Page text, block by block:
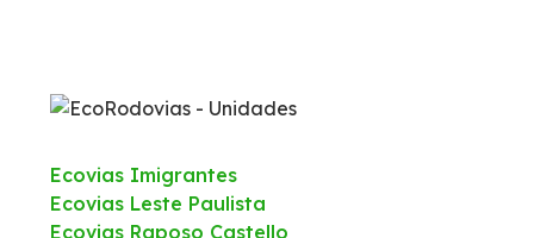
Ecovias Imigrantes
Ecovias Leste Paulista
Ecovias Raposo Castello